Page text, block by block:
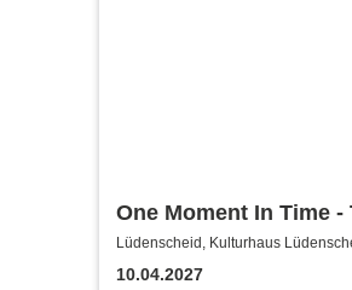
One Moment In Time -
Whitney Houston
Lüdenscheid, Kulturhaus
10.04.2027